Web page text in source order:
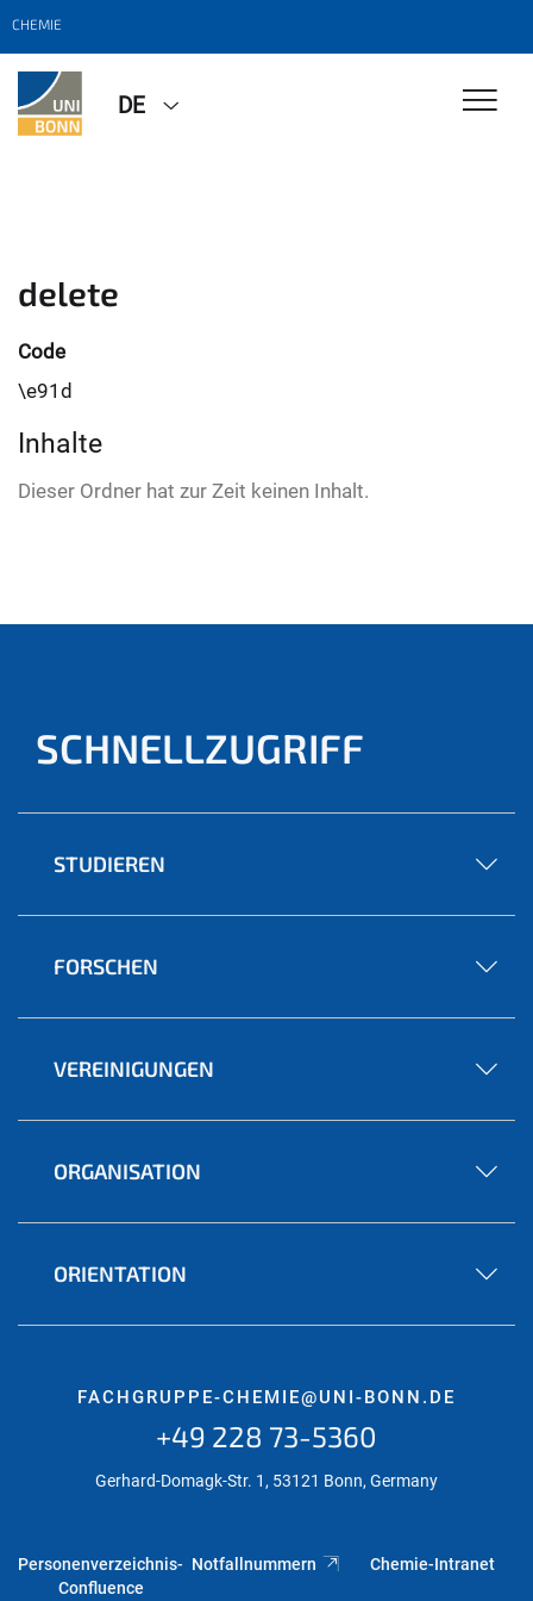
CHEMIE
DE
delete
Code
\e91d
Inhalte
Dieser Ordner hat zur Zeit keinen Inhalt.
SCHNELLZUGRIFF
STUDIEREN
FORSCHEN
VEREINIGUNGEN
ORGANISATION
ORIENTATION
FACHGRUPPE-CHEMIE@UNI-BONN.DE
+49 228 73-5360
Gerhard-Domagk-Str. 1, 53121 Bonn, Germany
Personenverzeichnis-
Confluence
Notfallnummern Chemie-Intranet